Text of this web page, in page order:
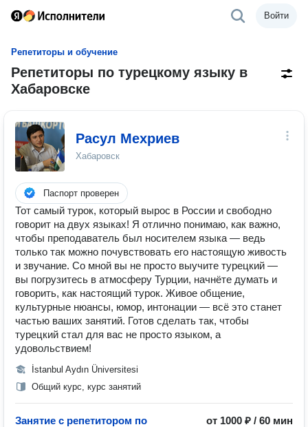
Войти
Репетиторы и обучение
Репетиторы по турецкому языку в
Хабаровске
Расул Мехриев
Хабаровск
Паспорт проверен
Тот самый турок, который вырос в России и свободно
говорит на двух языках! Я отлично понимаю, как важно,
чтобы преподаватель был носителем языка — ведь
только так можно почувствовать его настоящую живость
и звучание. Со мной вы не просто выучите турецкий —
вы погрузитесь в атмосферу Турции, начнёте думать и
говорить, как настоящий турок. Живое общение,
культурные нюансы, юмор, интонации — всё это станет
частью ваших занятий. Готов сделать так, чтобы
турецкий стал для вас не просто языком, а
удовольствием!
İstanbul Aydın Üniversitesi
Общий курс, курс занятий
Занятие с репетитором по
от 1000 ₽ / 60 мин